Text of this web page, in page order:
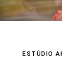
ESTÚDIO